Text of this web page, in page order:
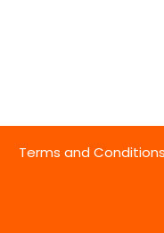
Terms and Conditions